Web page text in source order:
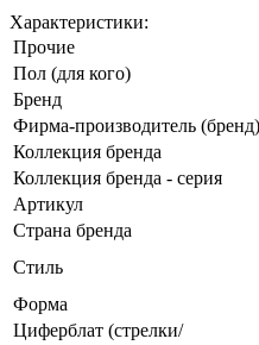
Характеристики:
Прочие
Пол (для кого)
Бренд
Фирма-производитель (бренд)
Коллекция бренда
Коллекция бренда - серия
Артикул
Страна бренда
Стиль
Форма
Циферблат (стрелки/